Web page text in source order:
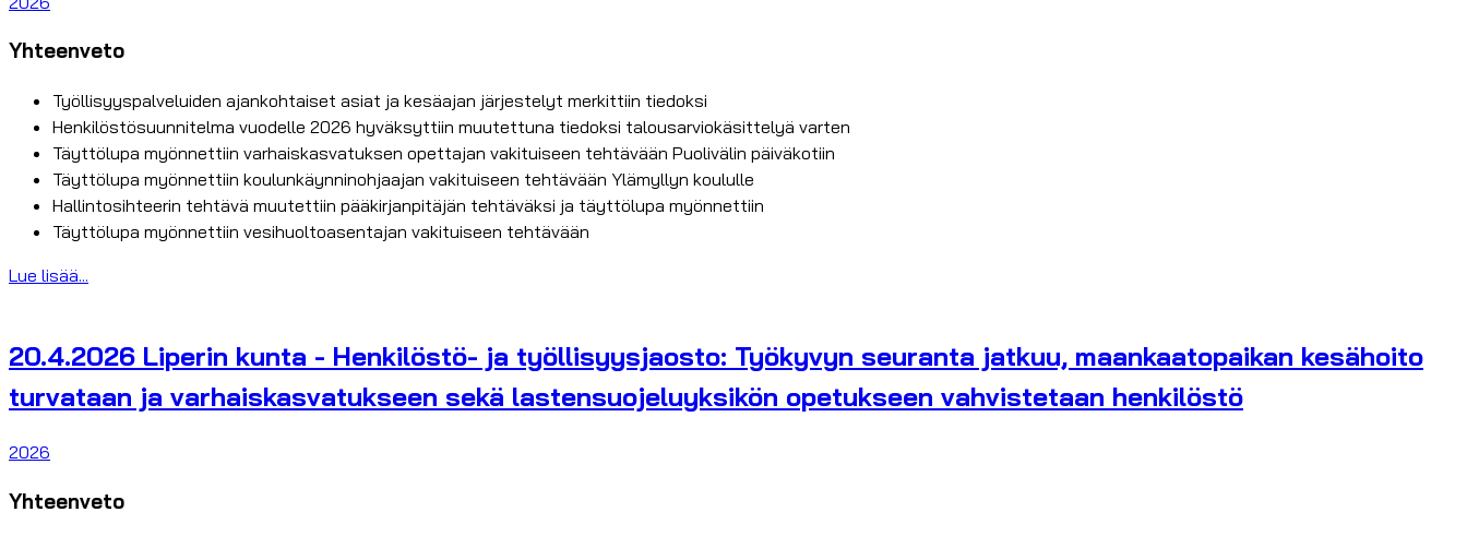
Yhteenveto
Työllisyyspalveluiden ajankohtaiset asiat ja kesäajan järjestelyt merkittiin tiedoksi
Henkilöstösuunnitelma vuodelle 2026 hyväksyttiin muutettuna tiedoksi talousarviokäsittelyä varten
Täyttölupa myönnettiin varhaiskasvatuksen opettajan vakituiseen tehtävään Puolivälin päiväkotiin
Täyttölupa myönnettiin koulunkäynninohjaajan vakituiseen tehtävään Ylämyllyn koululle
Hallintosihteerin tehtävä muutettiin pääkirjanpitäjän tehtäväksi ja täyttölupa myönnettiin
Täyttölupa myönnettiin vesihuoltoasentajan vakituiseen tehtävään
Lue lisää...
20.4.2026 Liperin kunta - Henkilöstö- ja työllisyysjaosto: Työkyvyn seuranta jatkuu, maankaatopaikan kesähoito
turvataan ja varhaiskasvatukseen sekä lastensuojeluyksikön opetukseen vahvistetaan henkilöstö
2026
Yhteenveto